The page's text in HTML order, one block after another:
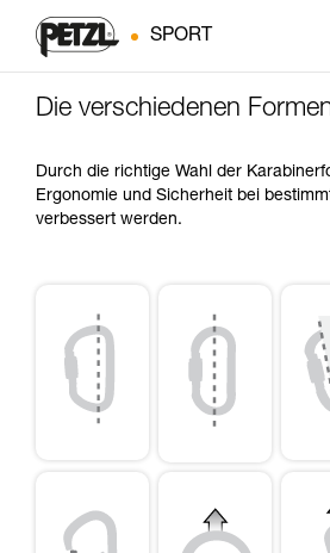
SPORT
Die verschiedenen
Durch die richtige Wahl der
Ergonomie und Sicherheit bei
verbessert werden.